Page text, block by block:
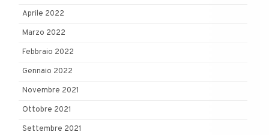
Aprile 2022
Marzo 2022
Febbraio 2022
Gennaio 2022
Novembre 2021
Ottobre 2021
Settembre 2021